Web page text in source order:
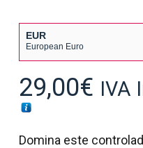
EUR
European Euro
USA dollar
29,00€ IVA
Domina este